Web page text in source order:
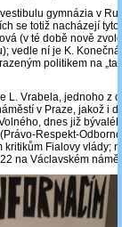
gymnázia v
se totiž nacházejí
(v té době nově
vedle ní je K.
politikem na
L. Vrabela, jednoho z
v Praze, jakož i
dnes již
Respekt-
Fialovy vlády;
na Václavském